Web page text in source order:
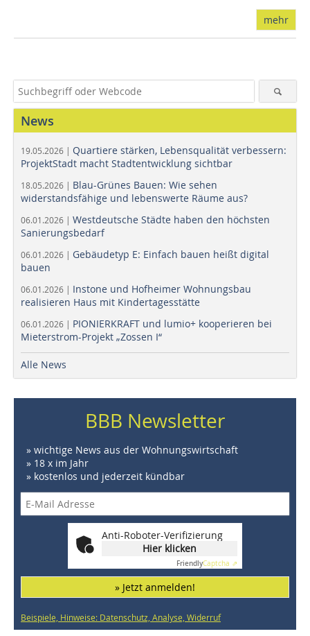
mehr
News
19.05.2026 | Quartiere stärken, Lebensqualität verbessern:
ProjektStadt macht Stadtentwicklung sichtbar
18.05.2026 | Blau-Grünes Bauen: Wie sehen
widerstandsfähige und lebenswerte Räume aus?
06.01.2026 | Westdeutsche Städte haben den höchsten
Sanierungsbedarf
06.01.2026 | Gebäudetyp E: Einfach bauen heißt digital
bauen
06.01.2026 | Instone und Hofheimer Wohnungsbau
realisieren Haus mit Kindertagesstätte
06.01.2026 | PIONIERKRAFT und lumio+ kooperieren bei
Mieterstrom-Projekt „Zossen I“
Alle News
BBB Newsletter
» wichtige News aus der Wohnungswirtschaft
» 18 x im Jahr
» kostenlos und jederzeit kündbar
Anti-Roboter-Verifizierung
Hier klicken
FriendlyCaptcha ⇗
» Jetzt anmelden!
Beispiele, Hinweise: Datenschutz, Analyse, Widerruf